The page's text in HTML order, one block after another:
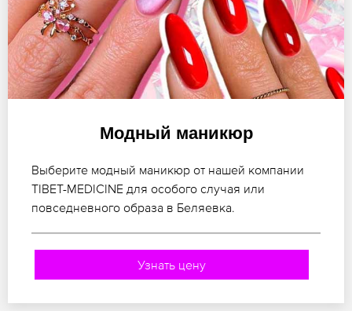
Модный маникюр
Выберите модный маникюр от нашей компании
TIBET-MEDICINE для особого случая или
повседневного образа в Беляевка.
Узнать цену